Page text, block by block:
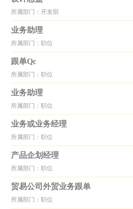
所属部门：开发部
业务助理
所属部门：职位
跟单Qc
所属部门：职位
业务助理
所属部门：职位
业务或业务经理
所属部门：职位
产品企划经理
所属部门：职位
贸易公司外贸业务跟单
所属部门：职位